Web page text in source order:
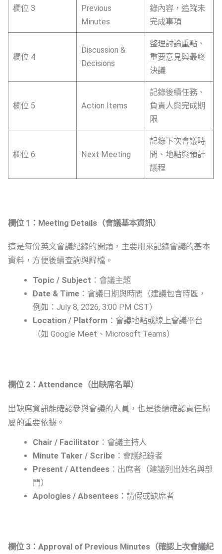
欄位 3
Previous
Minutes
錄內容，追蹤未
完成事項
欄位 4
Discussion &
Decisions
整理討論重點、
重要意見與最終
決議
欄位 5 Action Items
記錄後續任務、
負責人與完成期
限
欄位 6 Next Meeting
記錄下次會議時
間、地點與預計
議程
欄位 1：Meeting Details（會議基本資訊）
這是每份英文會議紀錄的開頭，主要用來記錄會議的基本
資料，方便後續查詢與歸檔。
Topic / Subject ：會議主題
Date & Time：會議日期與時間（建議包含時區，
例如：July 8, 2026, 3:00 PM CST）
Location / Platform：會議地點或線上會議平台
（如 Google Meet、Microsoft Teams）
欄位 2：Attendance（出缺席名單）
出缺席資訊能確認參與會議的人員，也是後續確認責任歸
屬的重要依據。
Chair / Facilitator ：會議主持人
Minute Taker / Scribe：會議紀錄者
Present / Attendees：出席者（建議列出姓名與部
門）
Apologies / Absentees：請假或缺席者
欄位 3：Approval of Previous Minutes（確認上次會議紀